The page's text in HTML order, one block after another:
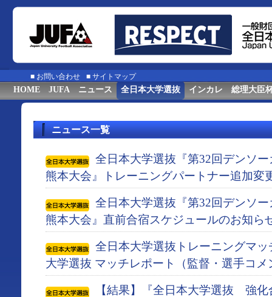
■ お問い合わせ ■ サイトマップ
HOME JUFA ニュース 全日本大学選抜 インカレ 総理大臣
ニュース一覧
全日本大学選抜『第32回デンソ
熊本大会』トレーニングパートナー追加変
全日本大学選抜『第32回デンソ
熊本大会』直前合宿スケジュールのお知ら
全日本大学選抜トレーニングマ
大学選抜 マッチレポート（監督・選手コメ
【結果】『全日本大学選抜 強